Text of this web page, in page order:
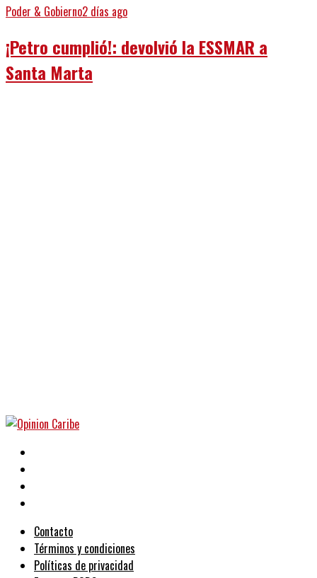
Poder & Gobierno2 días ago
¡Petro cumplió!: devolvió la ESSMAR a
Santa Marta
Contacto
Términos y condiciones
Políticas de privacidad